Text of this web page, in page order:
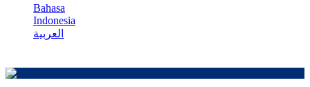
Bahasa
Indonesia
العربية